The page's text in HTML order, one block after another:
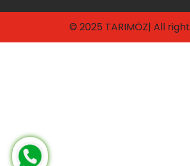
© 2025 TARIMÖZ| All